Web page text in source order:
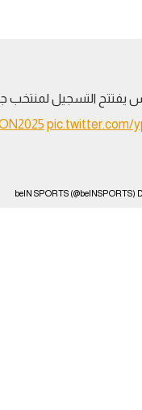
يفتتح التسجيل لمنتخب
pic.twitter.com/